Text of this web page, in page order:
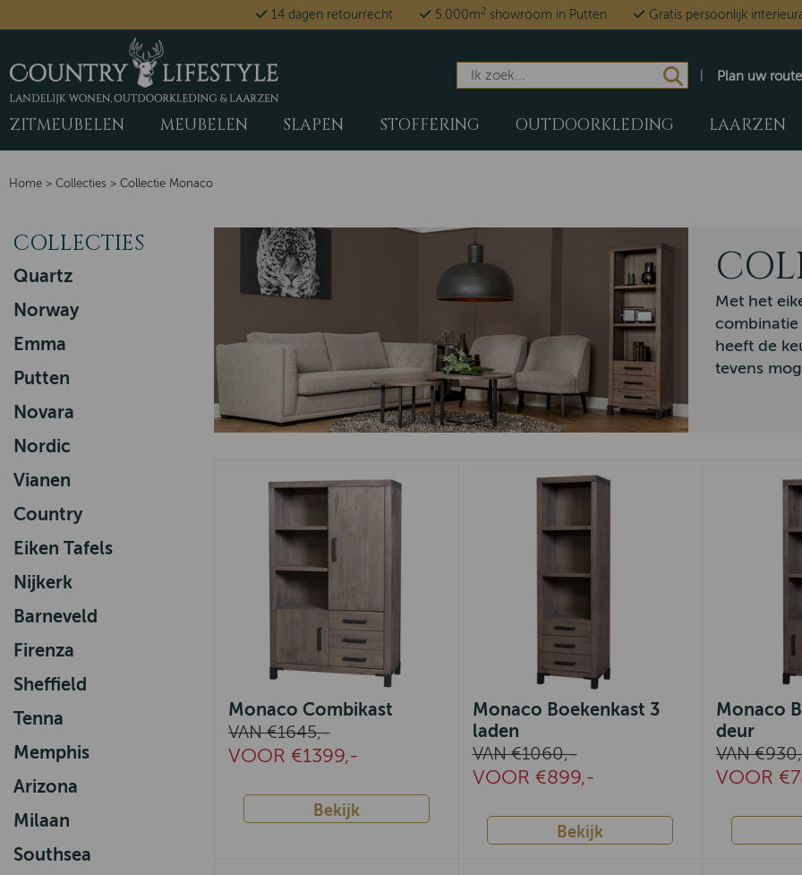
14 dagen retourrecht 5.000m2 showroom in Putten Gratis persoonlijk
Plan uw route
ZITMEUBELEN MEUBELEN SLAPEN STOFFERING OUTDOORKLEDING LAARZEN
Home > Collecties > Collectie Monaco
COLLECTIES
Quartz
Norway
Emma
Putten
Novara
Nordic
Vianen
Country
Eiken Tafels
Nijkerk
Barneveld
Firenza
Sheffield
Tenna
Memphis
Arizona
Milaan
Southsea
Met het
combinatie
heeft de
tevens
Monaco Combikast
VAN €1645,-
VOOR €1399,-
Bekijk
Monaco Boekenkast 3
laden
VAN €1060,-
VOOR €899,-
Bekijk
Monaco
deur
VAN
VOOR